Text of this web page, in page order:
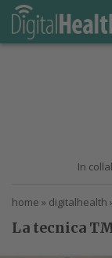
In
home » digitalhealth
La tecnica